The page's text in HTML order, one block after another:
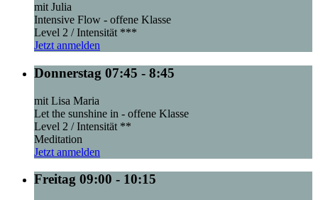
mit Julia
Intensive Flow - offene Klasse
Level 2 / Intensität ***
Jetzt anmelden
Donnerstag 07:45 - 8:45
mit Lisa Maria
Let the sunshine in - offene Klasse
Level 2 / Intensität **
Meditation
Jetzt anmelden
Freitag 09:00 - 10:15